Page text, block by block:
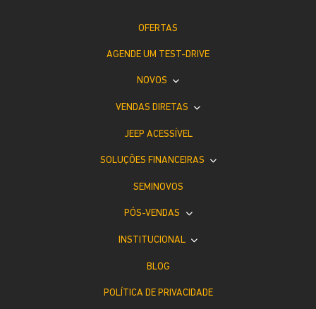
OFERTAS
AGENDE UM TEST-DRIVE
NOVOS
VENDAS DIRETAS
JEEP ACESSÍVEL
SOLUÇÕES FINANCEIRAS
SEMINOVOS
PÓS-VENDAS
INSTITUCIONAL
BLOG
POLÍTICA DE PRIVACIDADE